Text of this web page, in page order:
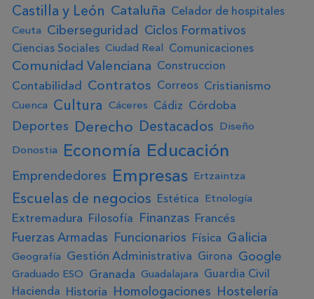
Castilla y León Cataluña Celador de hospitales
Ceuta Ciberseguridad Ciclos Formativos
Ciencias Sociales Ciudad Real Comunicaciones
Comunidad Valenciana Construccion
Contabilidad Contratos Correos Cristianismo
Cuenca Cultura Cáceres Cádiz Córdoba
Deportes Derecho Destacados Diseño
Donostia
Economía Educación
Emprendedores Empresas Ertzaintza
Escuelas de negocios Estética Etnología
Extremadura Filosofía Finanzas Francés
Fuerzas Armadas Funcionarios Física Galicia
Geografía Gestión Administrativa Girona Google
Graduado ESO Granada Guadalajara Guardia Civil
Hacienda Historia Homologaciones Hostelería